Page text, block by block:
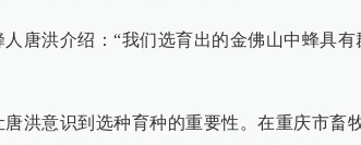
唐洪介绍：“我们选育出的金佛山中蜂具有
洪意识到选种育种的重要性。在重庆市畜